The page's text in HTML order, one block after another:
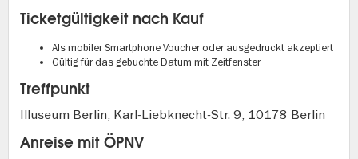
Ticketgültigkeit nach Kauf
Als mobiler Smartphone Voucher oder ausgedruckt akzeptiert
Gültig für das gebuchte Datum mit Zeitfenster
Treffpunkt
Illuseum Berlin, Karl-Liebknecht-Str. 9, 10178 Berlin
Anreise mit ÖPNV